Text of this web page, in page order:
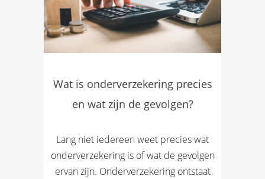
Wat is onderverzekering precies
en wat zijn de gevolgen?
Lang niet iedereen weet precies wat
onderverzekering is of wat de gevolgen
ervan zijn. Onderverzekering ontstaat